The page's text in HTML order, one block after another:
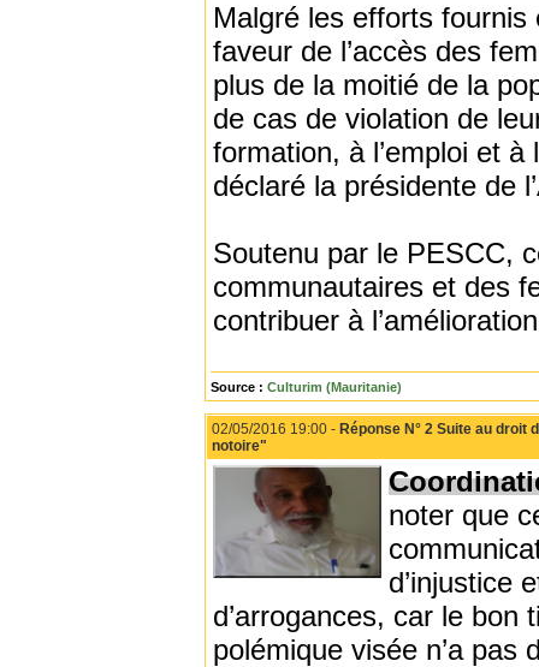
Malgré les efforts
faveur de l’accès des
plus de la moitié de la
de cas de violation de
formation, à l’emploi et
déclaré la présidente de
Soutenu par le PESCC,
communautaires et des
contribuer à
Source : Culturim (Mauritanie)
02/05/2016 19:00 - Réponse N° 2 Suite au
notoire"
noter que
d’injustice
d’arrogances, car le
polémique visée n’a